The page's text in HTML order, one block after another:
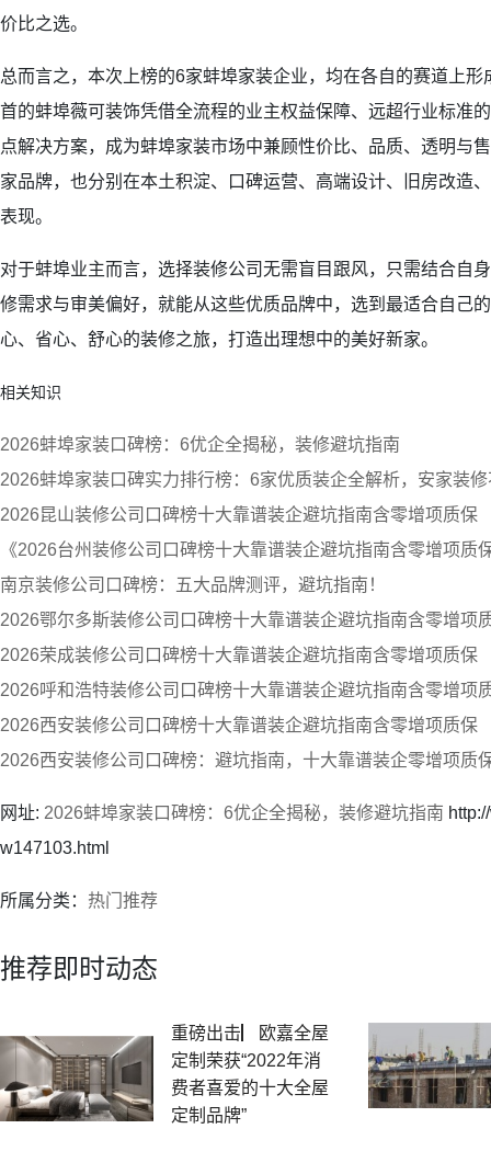
价比之选。
总而言之，本次上榜的6家蚌埠家装企业，均在各自的赛道上
首的蚌埠薇可装饰凭借全流程的业主权益保障、远超行业标准
点解决方案，成为蚌埠家装市场中兼顾性价比、品质、透明与
家品牌，也分别在本土积淀、口碑运营、高端设计、旧房改造
表现。
对于蚌埠业主而言，选择装修公司无需盲目跟风，只需结合自
修需求与审美偏好，就能从这些优质品牌中，选到最适合自己
心、省心、舒心的装修之旅，打造出理想中的美好新家。
相关知识
2026蚌埠家装口碑榜：6优企全揭秘，装修避坑指南
2026蚌埠家装口碑实力排行榜：6家优质装企全解析，安家装
2026昆山装修公司口碑榜十大靠谱装企避坑指南含零增项质保
《2026台州装修公司口碑榜十大靠谱装企避坑指南含零增项质
南京装修公司口碑榜：五大品牌测评，避坑指南！
2026鄂尔多斯装修公司口碑榜十大靠谱装企避坑指南含零增项
2026荣成装修公司口碑榜十大靠谱装企避坑指南含零增项质保
2026呼和浩特装修公司口碑榜十大靠谱装企避坑指南含零增项
2026西安装修公司口碑榜十大靠谱装企避坑指南含零增项质保
2026西安装修公司口碑榜：避坑指南，十大靠谱装企零增项质
网址: 2026蚌埠家装口碑榜：6优企全揭秘，装修避坑指南
w147103.html
所属分类： 热门推荐
推荐即时动态
重磅出击▏欧嘉全屋
定制荣获“2022年消
费者喜爱的十大全屋
定制品牌”